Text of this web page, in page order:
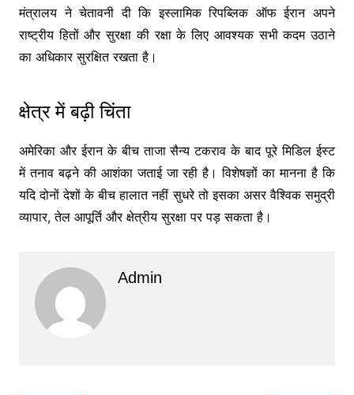
मंत्रालय ने चेतावनी दी कि इस्लामिक रिपब्लिक ऑफ ईरान अपने
राष्ट्रीय हितों और सुरक्षा की रक्षा के लिए आवश्यक सभी कदम उठाने
का अधिकार सुरक्षित रखता है।
क्षेत्र में बढ़ी चिंता
अमेरिका और ईरान के बीच ताजा सैन्य टकराव के बाद पूरे मिडिल ईस्ट
में तनाव बढ़ने की आशंका जताई जा रही है। विशेषज्ञों का मानना है कि
यदि दोनों देशों के बीच हालात नहीं सुधरे तो इसका असर वैश्विक समुद्री
व्यापार, तेल आपूर्ति और क्षेत्रीय सुरक्षा पर पड़ सकता है।
Admin